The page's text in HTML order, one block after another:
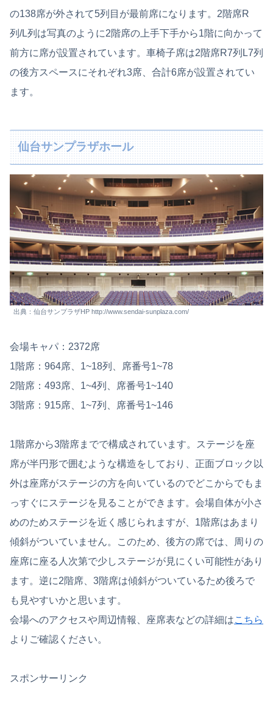
の138席が外されて5列目が最前席になります。2階席R
列/L列は写真のように2階席の上手下手から1階に向かって
前方に席が設置されています。車椅子席は2階席R7列L7列
の後方スペースにそれぞれ3席、合計6席が設置されてい
ます。
仙台サンプラザホール
出典：仙台サンプラザHP http://www.sendai-sunplaza.com/
会場キャパ：2372席
1階席：964席、1~18列、席番号1~78
2階席：493席、1~4列、席番号1~140
3階席：915席、1~7列、席番号1~146
1階席から3階席までで構成されています。ステージを座
席が半円形で囲むような構造をしており、正面ブロック以
外は座席がステージの方を向いているのでどこからでもま
っすぐにステージを見ることができます。会場自体が小さ
めのためステージを近く感じられますが、1階席はあまり
傾斜がついていません。このため、後方の席では、周りの
座席に座る人次第で少しステージが見にくい可能性があり
ます。逆に2階席、3階席は傾斜がついているため後ろで
も見やすいかと思います。
会場へのアクセスや周辺情報、座席表などの詳細はこちら
よりご確認ください。
スポンサーリンク